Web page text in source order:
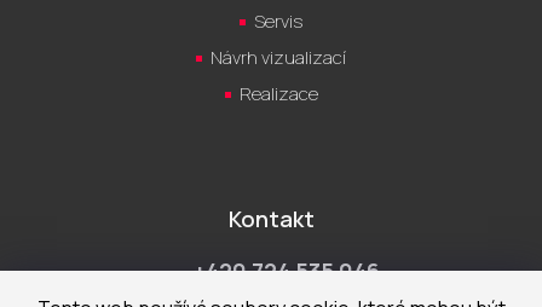
Servis
Návrh vizualizací
Realizace
Kontakt
+420 724 535 046
Po-Pá 9:00 - 18:00 hod